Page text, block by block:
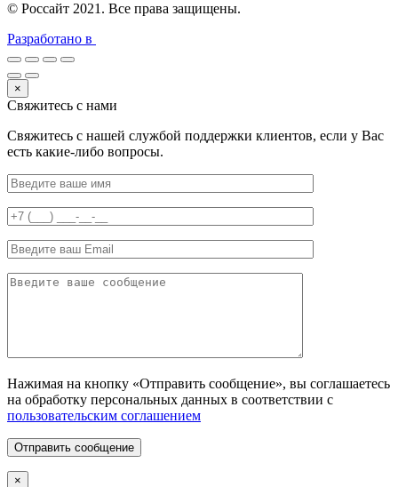
© Россайт 2021. Все права защищены.
Разработано в
×
Свяжитесь с нами
Свяжитесь с нашей службой поддержки клиентов, если у Вас
есть какие-либо вопросы.
Нажимая на кнопку «Отправить сообщение», вы соглашаетесь
на обработку персональных данных в соответствии с
пользовательским соглашением
Отправить сообщение
×